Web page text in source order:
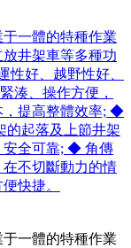
一體的特種作業
井架車等多種功
好、越野性好、
湊、操作方便，
，提高整體效率; ◆
的起落及上節井架
安全可靠; ◆ 角傳
不切斷動力的情
快捷。
一體的特種作業